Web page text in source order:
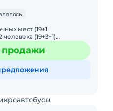
мест (19+1)
(19+3+1)
заводская
виброизол
продажи